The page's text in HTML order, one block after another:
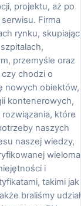
projektu, aż po
Firma
rynku, skupiając
przemyśle oraz
chodzi o
nowych obiektów,
kontenerowych,
które
naszych
naszej wiedzy,
wieloma
i
takimi jak
braliśmy udział